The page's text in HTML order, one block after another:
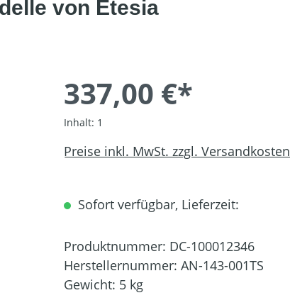
von Etesia
337,00 €*
Inhalt: 1
Preise inkl. MwSt. zzgl. Versandkosten
Sofort verfügbar, Lieferzeit:
Produktnummer: DC-100012346
Herstellernummer: AN-143-001TS
Gewicht: 5 kg